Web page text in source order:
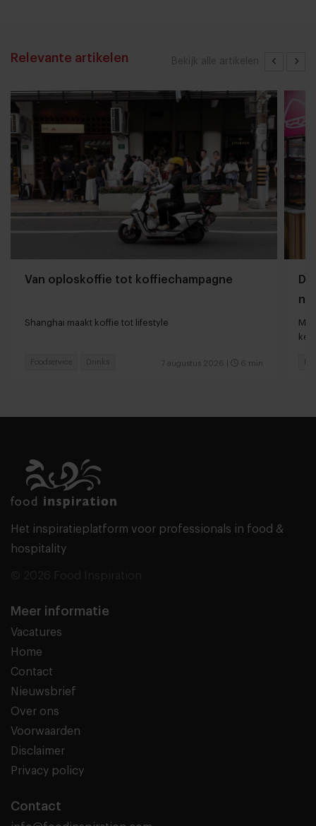
Bekijk alle artikelen
Relevante artikelen
Van oploskoffie tot koffiechampagne
Shanghai maakt koffie tot lifestyle
7 augustus 2026 6 min
Foodservice Drinks
Het inspiratieplatform voor professionals in food &
hospitality
Meer informatie
Vacatures
Home
Contact
Nieuwsbrief
Over ons
Voorwaarden
Disclaimer
Privacy policy
Contact